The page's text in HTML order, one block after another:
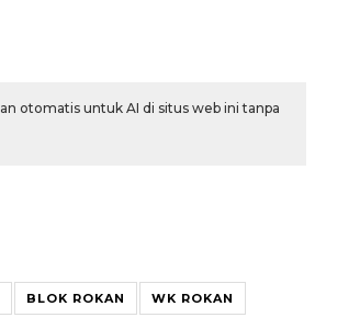
otomatis untuk AI di situs web ini tanpa
BLOK ROKAN WK ROKAN